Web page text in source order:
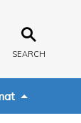
SEARCH